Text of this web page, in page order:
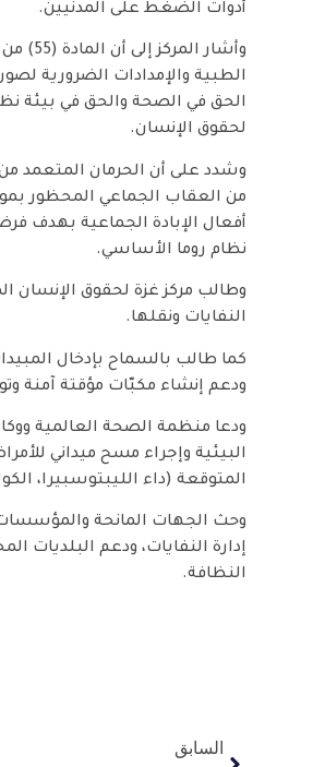
أدوات الضغط على المدنيين.
الطبية والإمدادات الضرورية
الحق في الصحة والحق في بيئة
لحقوق الإنسان.
وشدد على أن الحرمان المتعمد
من العقاب الجماعي المحظور
أفعال الإبادة الجماعية بهدف
نظام روما الأساسي.
وطالب مركز غزة لحقوق الإنسان
النفايات ونقلها.
كما طالب بالسماح بإدخال
ودعم إنشاء مكبّات مؤقتة آمنة
ودعا منظمة الصحة العالمية
البيئية وإجراء مسح ميداني
المتوقعة (داء الليبتوسبيرا،
وحث الجهات المانحة
إدارة النفايات، ودعم البلديات
النظافة.
السابق